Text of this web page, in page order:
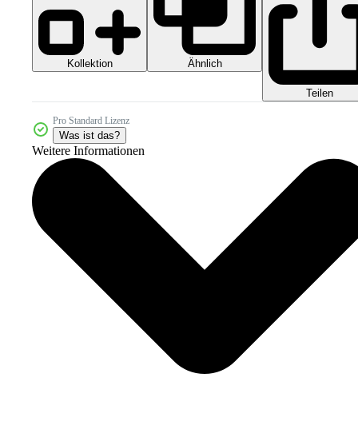
Kollektion Ähnlich
Teilen
Pro Standard Lizenz
Was ist das?
Weitere Informationen